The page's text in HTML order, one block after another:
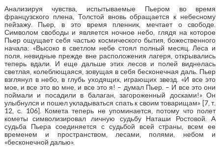
Анализируя чувства, испытываемые Пьером во время
французского плена, Толстой вновь обращается к небесному
пейзажу. Пьер, в это время пленник, мечтает о свободе.
Символом свободы и является ночное небо, глядя на которое
Пьер ощущает себя частью космического бытия, божественного
начала: «Высоко в светлом небе стоял полный месяц. Леса и
поля, невидные прежде вне расположения лагеря, открывались
теперь вдали. И еще дальше этих лесов и полей виднелась
светлая, колеблющаяся, зовущая в себя бесконечная даль. Пьер
взглянул в небо, в глубь уходящих, играющих звезд. «И все это
мое, и все это во мне, и все это я! – думал Пьер. – И все это они
поймали и посадили в балаган, загороженный досками!» Он
улыбнулся и пошел укладываться спать к своим товарищам» [7, т.
12, с. 106]. Комета теперь не упоминается, потому что полет
кометы символизировал личную судьбу Наташи Ростовой. А
судьба Пьера соединяется с судьбой всей страны, всем ее
временем и пространством, лесами, полями, небом и
«бесконечной далью».